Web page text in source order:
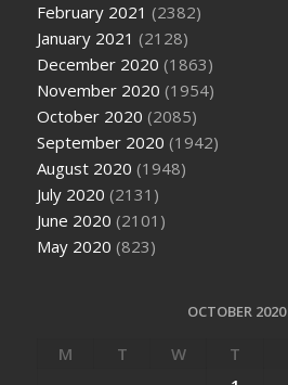
February 2021 (2382)
January 2021 (2128)
December 2020 (1863)
November 2020 (1954)
October 2020 (2085)
September 2020 (1942)
August 2020 (1948)
July 2020 (2131)
June 2020 (2101)
May 2020 (823)
OCTOBER 2020
M T W T